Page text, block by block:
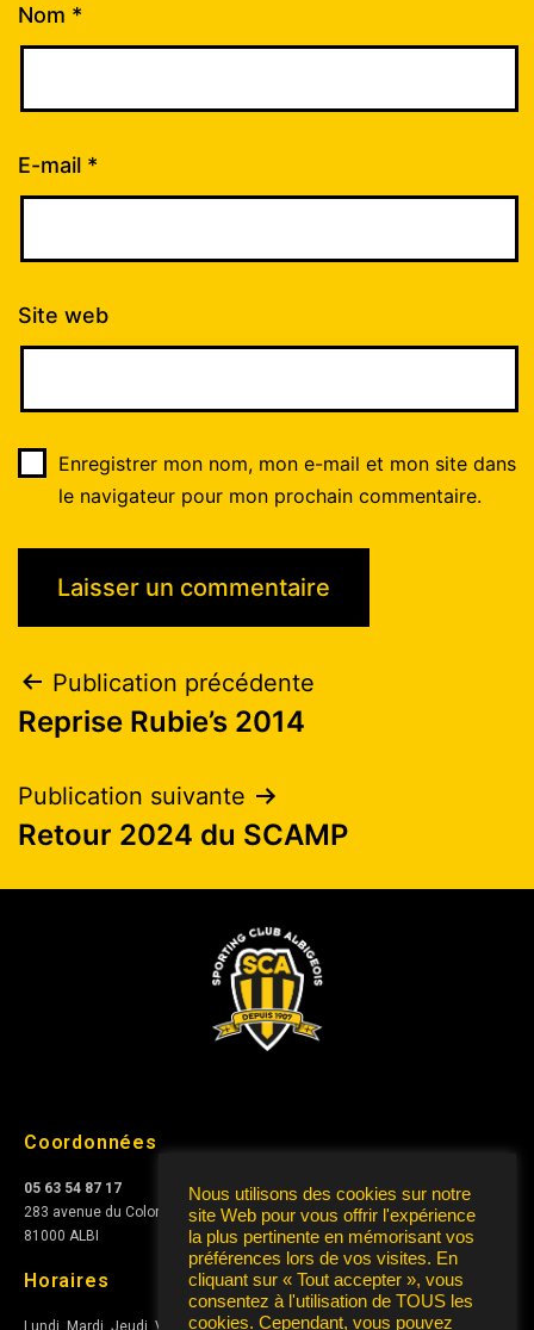
Nom *
E-mail *
Site web
Enregistrer mon nom, mon e-mail et mon site dans
le navigateur pour mon prochain commentaire.
Publication précédente
Reprise Rubie’s 2014
Publication suivante
Retour 2024 du SCAMP
Coordonnées
05 63 54 87 17
283 avenue du Colonel Teyssier
81000 ALBI
Horaires
Lundi, Mardi, Jeudi, Vendredi de10h à 12het de15h à 17h
Nous utilisons des cookies sur notre
site Web pour vous offrir l'expérience
la plus pertinente en mémorisant vos
préférences lors de vos visites. En
cliquant sur « Tout accepter », vous
consentez à l'utilisation de TOUS les
cookies. Cependant, vous pouvez